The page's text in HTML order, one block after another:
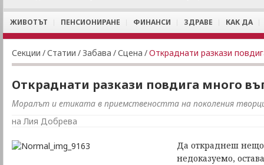
ЖИВОТЪТ ПЕНСИОНИРАНЕ ФИНАНСИ ЗДРАВЕ КАК ДА
Секции /Статии / Забава /Сцена /Откраднати разкази
Откраднати разкази повдига много
Моралът и етиката в приемствеността на поколения
на Лия Добрева
Да откраднеш
недоказуемо,